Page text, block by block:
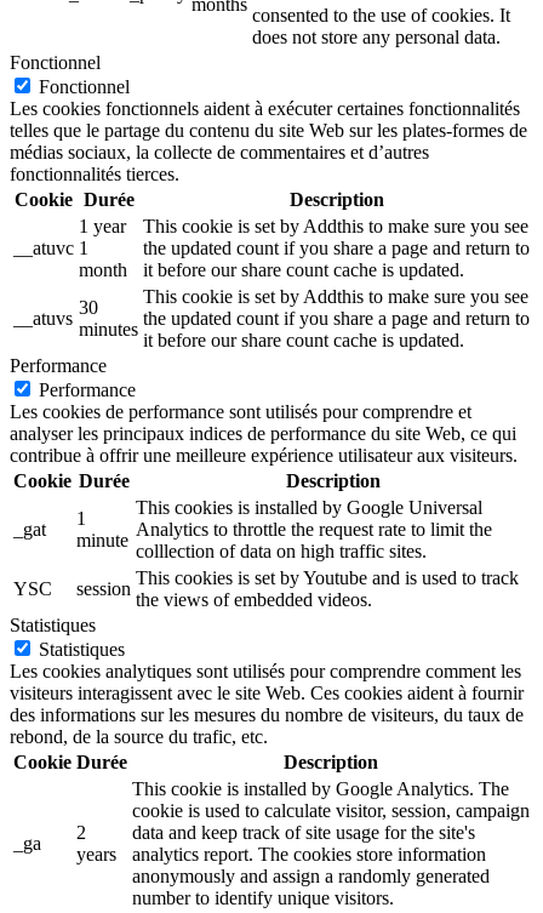
months
consented to the use of cookies. It
does not store any personal data.
Fonctionnel
Fonctionnel
Les cookies fonctionnels aident à exécuter certaines fonctionnalités
telles que le partage du contenu du site Web sur les plates-formes de
médias sociaux, la collecte de commentaires et d’autres
fonctionnalités tierces.
Cookie Durée Description
__atuvc
1 year
1
month
This cookie is set by Addthis to make sure you see
the updated count if you share a page and return to
it before our share count cache is updated.
__atuvs
30
minutes
This cookie is set by Addthis to make sure you see
the updated count if you share a page and return to
it before our share count cache is updated.
Performance
Performance
Les cookies de performance sont utilisés pour comprendre et
analyser les principaux indices de performance du site Web, ce qui
contribue à offrir une meilleure expérience utilisateur aux visiteurs.
Cookie Durée Description
_gat
1
minute
This cookies is installed by Google Universal
Analytics to throttle the request rate to limit the
colllection of data on high traffic sites.
YSC
session
This cookies is set by Youtube and is used to track
the views of embedded videos.
Statistiques
Statistiques
Les cookies analytiques sont utilisés pour comprendre comment les
visiteurs interagissent avec le site Web. Ces cookies aident à fournir
des informations sur les mesures du nombre de visiteurs, du taux de
rebond, de la source du trafic, etc.
Cookie Durée Description
_ga
2
years
This cookie is installed by Google Analytics. The
cookie is used to calculate visitor, session, campaign
data and keep track of site usage for the site's
analytics report. The cookies store information
anonymously and assign a randomly generated
number to identify unique visitors.